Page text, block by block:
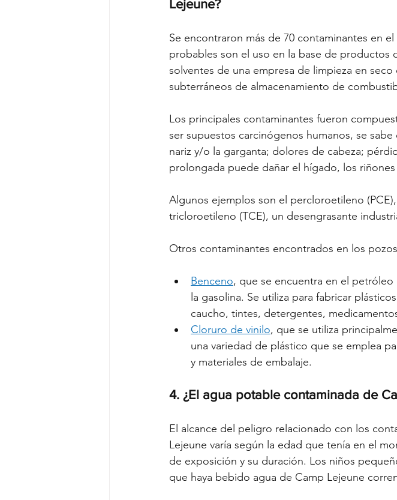
Lejeune?
Se encontraron más de 70 contaminantes en
probables son el uso en la base de productos
solventes de una empresa de limpieza en
subterráneos de almacenamiento de
Los principales contaminantes fueron
ser supuestos carcinógenos humanos, se
nariz y/o la garganta; dolores de cabeza;
prolongada puede dañar el hígado, los riñones
Algunos ejemplos son el percloroetileno
tricloroetileno (TCE), un desengrasante
Otros contaminantes encontrados en los
Benceno, que se encuentra en el
la gasolina. Se utiliza para fabricar
caucho, tintes, detergentes,
Cloruro de vinilo, que se utiliza
una variedad de plástico que se emplea
y materiales de embalaje.
4. ¿El agua potable contaminada de
El alcance del peligro relacionado con los
Lejeune varía según la edad que tenía en el
de exposición y su duración. Los niños
que haya bebido agua de Camp Lejeune